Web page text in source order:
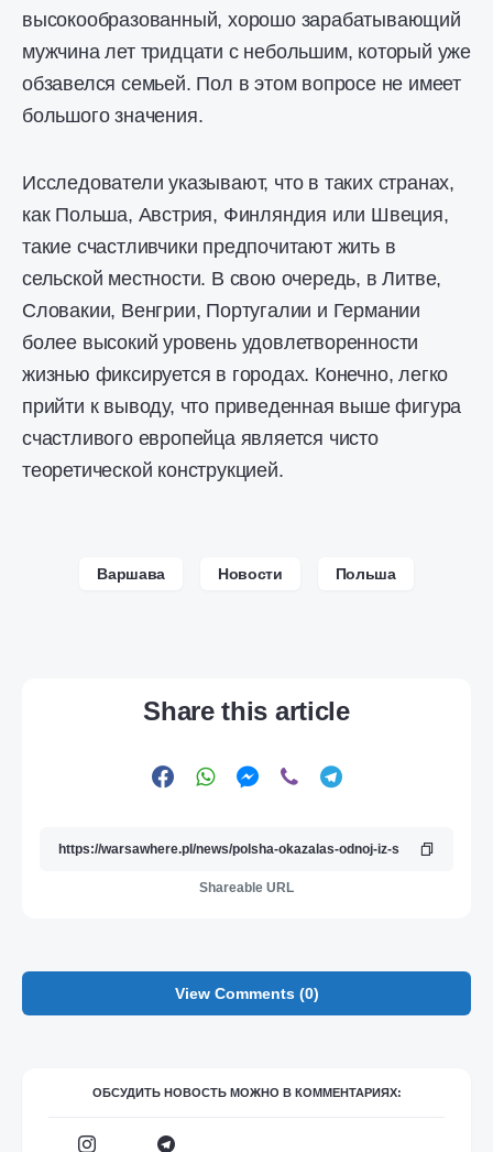
высокообразованный, хорошо зарабатывающий
мужчина лет тридцати с небольшим, который уже
обзавелся семьей. Пол в этом вопросе не имеет
большого значения.
Исследователи указывают, что в таких странах,
как Польша, Австрия, Финляндия или Швеция,
такие счастливчики предпочитают жить в
сельской местности. В свою очередь, в Литве,
Словакии, Венгрии, Португалии и Германии
более высокий уровень удовлетворенности
жизнью фиксируется в городах. Конечно, легко
прийти к выводу, что приведенная выше фигура
счастливого европейца является чисто
теоретической конструкцией.
Варшава Новости Польша
Share this article
Shareable URL
View Comments (0)
ОБСУДИТЬ НОВОСТЬ МОЖНО В КОММЕНТАРИЯХ: